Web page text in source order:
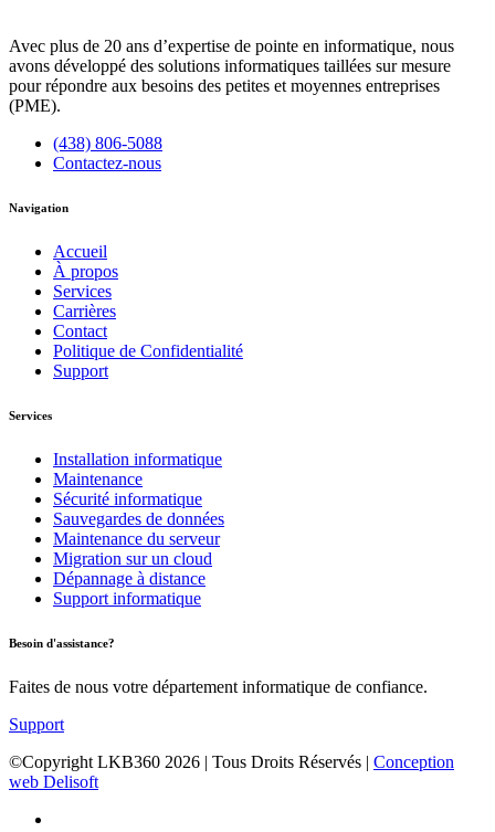
Avec plus de 20 ans d’expertise de pointe en informatique, nous
avons développé des solutions informatiques taillées sur mesure
pour répondre aux besoins des petites et moyennes entreprises
(PME).
(438) 806-5088
Contactez-nous
Navigation
Accueil
À propos
Services
Carrières
Contact
Politique de Confidentialité
Support
Services
Installation informatique
Maintenance
Sécurité informatique
Sauvegardes de données
Maintenance du serveur
Migration sur un cloud
Dépannage à distance
Support informatique
Besoin d'assistance?
Faites de nous votre département informatique de confiance.
Support
©Copyright LKB360 2026 | Tous Droits Réservés | Conception
web Delisoft